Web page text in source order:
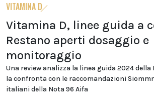
VITAMINA D
Vitamina D, linee guida a
Restano aperti dosaggio e
monitoraggio
Una review analizza la linea guida 2024 della
la confronta con le raccomandazioni
italiani della Nota 96 Aifa